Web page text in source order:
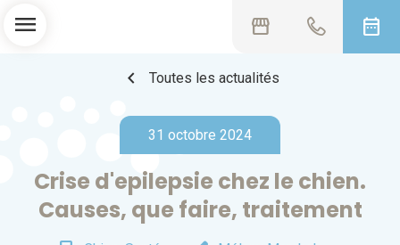
storefront date_range
menu
chevron_left Toutes les actualités
31 octobre 2024
Crise d'epilepsie chez le chien.
Causes, que faire, traitement